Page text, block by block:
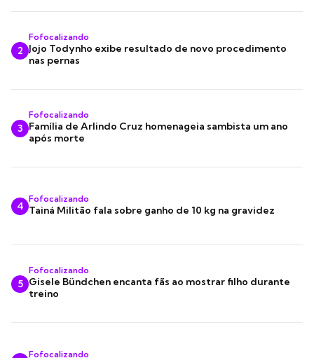
2
Fofocalizando
Jojo Todynho exibe resultado de novo procedimento
nas pernas
3
Fofocalizando
Família de Arlindo Cruz homenageia sambista um ano
após morte
4
Fofocalizando
Tainá Militão fala sobre ganho de 10 kg na gravidez
5
Fofocalizando
Gisele Bündchen encanta fãs ao mostrar filho durante
treino
Fofocalizando